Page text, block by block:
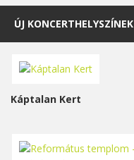
ÚJ KONCERTHELYSZÍNEK
Káptalan Kert